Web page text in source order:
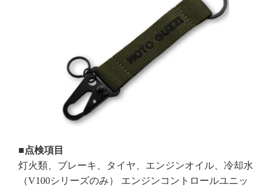
■点検項目
灯火類、ブレーキ、タイヤ、エンジンオイル、冷却水
（V100シリーズのみ） エンジンコントロールユニッ